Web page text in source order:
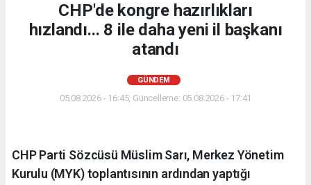
CHP'de kongre hazırlıkları
hızlandı... 8 ile daha yeni il başkanı
atandı
GÜNDEM
05.08.2026 - 16:45, Güncelleme: 05.08.2026 - 17:41
CHP Parti Sözcüsü Müslim Sarı, Merkez Yönetim
Kurulu (MYK) toplantısının ardından yaptığı